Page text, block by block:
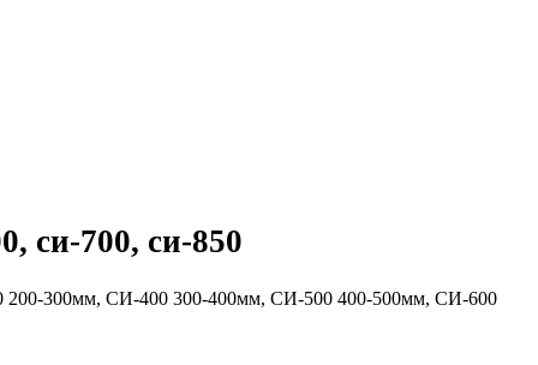
си-700, си-850
300мм, СИ-400 300-400мм, СИ-500 400-500мм, СИ-600